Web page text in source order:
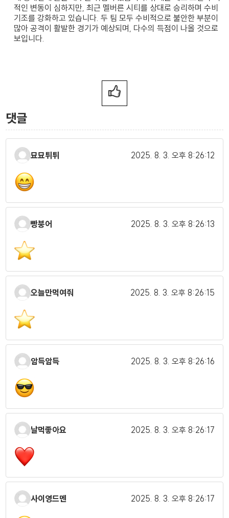
적인 변동이 심하지만, 최근 멜버른 시티를 상대로 승리하며 수비
기조를 강화하고 있습니다. 두 팀 모두 수비적으로 불안한 부분이
많아 공격이 활발한 경기가 예상되며, 다수의 득점이 나올 것으로
보입니다.
댓글
묘묘튀튀 2025. 8. 3. 오후 8:26:12
빵붕어 2025. 8. 3. 오후 8:26:13
오늘만먹여줘 2025. 8. 3. 오후 8:26:15
암득암득 2025. 8. 3. 오후 8:26:16
날먹좋아요 2025. 8. 3. 오후 8:26:17
사이영드멘 2025. 8. 3. 오후 8:26:17